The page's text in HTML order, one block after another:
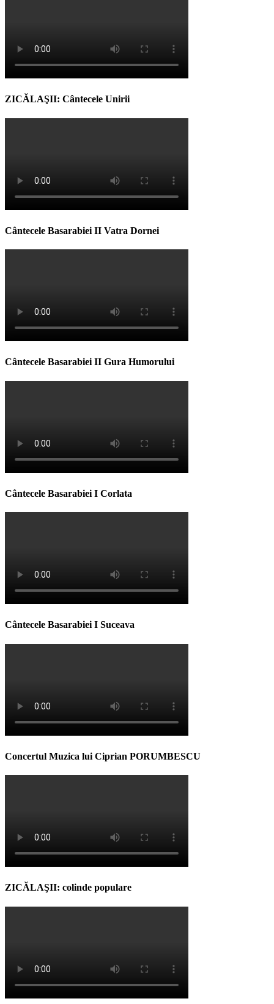
ZICĂLAŞII: Cântecele Unirii
Cântecele Basarabiei II Vatra Dornei
Cântecele Basarabiei II Gura Humorului
Cântecele Basarabiei I Corlata
Cântecele Basarabiei I Suceava
Concertul Muzica lui Ciprian PORUMBESCU
ZICĂLAŞII: colinde populare